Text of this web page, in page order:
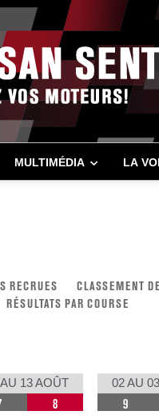
MULTIMÉDIA LA
RECRUES
CLASSEMENT
RÉSULTATS PAR COURSE
13 AOÛT
8
02 AU
9